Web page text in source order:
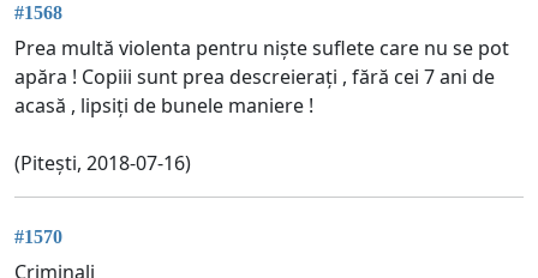
#1568
Prea multă violenta pentru niște suflete care nu se pot
apăra ! Copiii sunt prea descreierați , fără cei 7 ani de
acasă , lipsiți de bunele maniere !
(Pitești, 2018-07-16)
#1570
Criminali